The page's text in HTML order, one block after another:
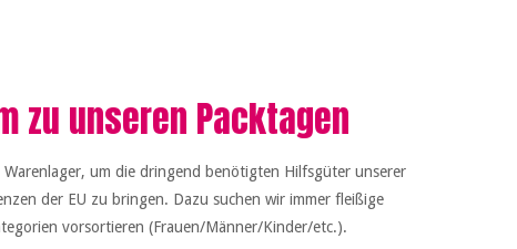
zu unseren Packtagen
um die dringend benötigten Hilfsgüter unserer
der EU zu bringen. Dazu suchen wir immer fleißige
vorsortieren (Frauen/Männer/Kinder/etc.).